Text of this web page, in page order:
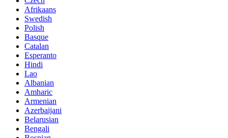
Afrikaans
Swedish
Polish
Basque
Catalan
Esperanto
Hindi
Lao
Albanian
Amharic
Armenian
Azerbaijani
Belarusian
Bengali